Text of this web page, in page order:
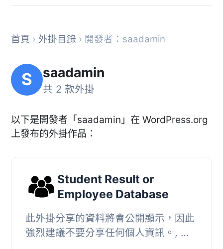
首頁 › 外掛目錄 › 開發者：saadamin
S saadamin
共 2 款外掛
以下是開發者「saadamin」在 WordPress.org
上發布的外掛作品：
Student Result or
Employee Database
此外掛分享的資料將會公開顯示，因此
強烈建議不要分享任何個人資訊。, 該